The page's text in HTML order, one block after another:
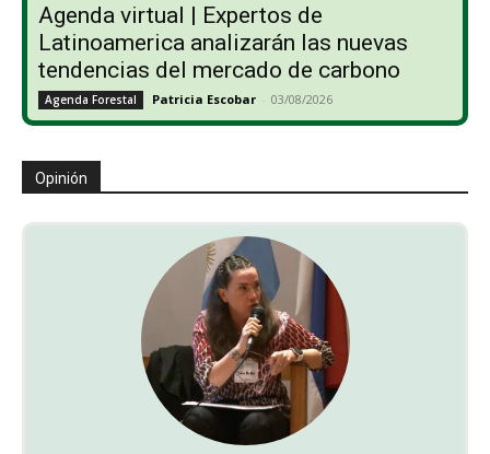
Agenda virtual | Expertos de
Latinoamerica analizarán las nuevas
tendencias del mercado de carbono
Agenda Forestal Patricia Escobar - 03/08/2026
Opinión